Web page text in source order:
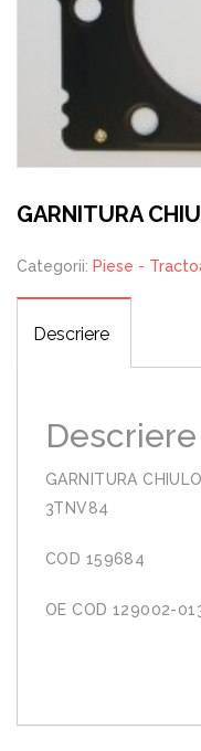
GARNITURA
Categorii: Piese -
Descriere
Descriere
GARNITURA
3TNV84
COD 159684
OE COD 129002-